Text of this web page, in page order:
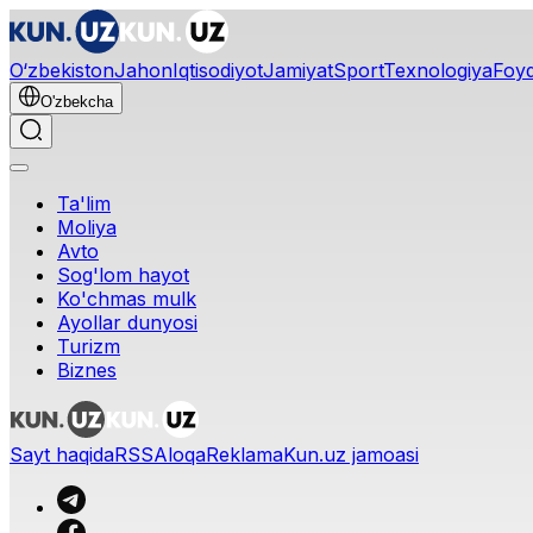
O‘zbekistonJahonIqtisodiyotJamiyatSportTexnologiya
O'zbekcha
Ta'lim
Moliya
Avto
Sog'lom hayot
Ko'chmas mulk
Ayollar dunyosi
Turizm
Biznes
Sayt haqidaRSSAloqaReklamaKun.uz jamoasi